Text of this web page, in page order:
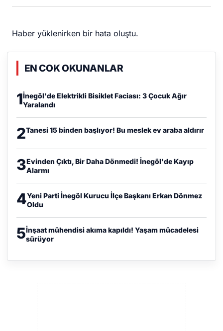
Haber yüklenirken bir hata oluştu.
EN COK OKUNANLAR
1İnegöl'de Elektrikli Bisiklet Faciası: 3 Çocuk Ağır
Yaralandı
2Tanesi 15 binden başlıyor! Bu meslek ev araba aldırır
3Evinden Çıktı, Bir Daha Dönmedi! İnegöl'de Kayıp
Alarmı
4Yeni Parti İnegöl Kurucu İlçe Başkanı Erkan Dönmez
Oldu
5İnşaat mühendisi akıma kapıldı! Yaşam mücadelesi
sürüyor